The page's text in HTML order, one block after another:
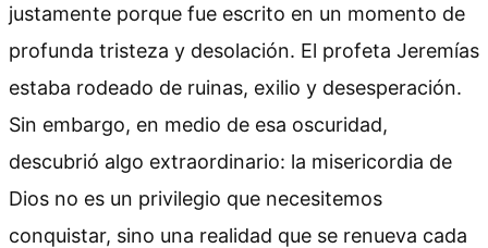
justamente porque fue escrito en un momento de
profunda tristeza y desolación. El profeta Jeremías
estaba rodeado de ruinas, exilio y desesperación.
Sin embargo, en medio de esa oscuridad,
descubrió algo extraordinario: la misericordia de
Dios no es un privilegio que necesitemos
conquistar, sino una realidad que se renueva cada